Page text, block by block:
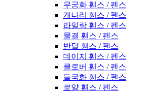
무궁화 휀스 / 펜스
개나리 휀스 / 펜스
라일락 휀스 / 펜스
물결 휀스 / 펜스
반달 휀스 / 펜스
데이지 휀스 / 펜스
클로버 휀스 / 펜스
들국화 휀스 / 펜스
로얄 휀스 / 펜스